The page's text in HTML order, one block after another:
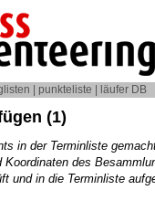
punkteliste läufer DB
(1)
in der Terminliste
des
und in die Terminliste